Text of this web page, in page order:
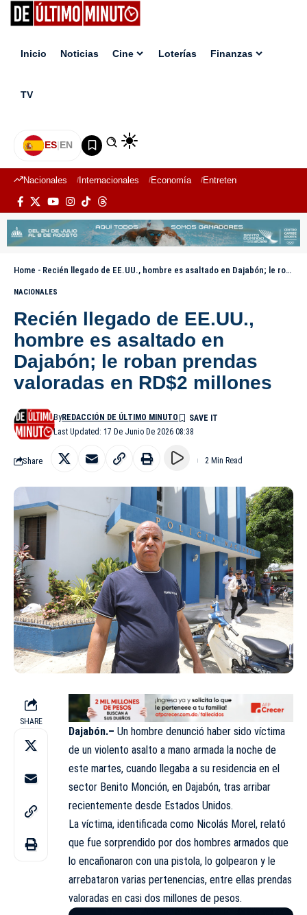
Inicio Noticias Cine Loterías Finanzas
TV
ES|EN
Nacionales Internacionales Economía Entretenimiento
Home - Recién llegado de EE.UU., hombre es asaltado en Dajabón; le roban prendas valoradas en RD$2 millones
NACIONALES
Recién llegado de EE.UU.,
hombre es asaltado en
Dajabón; le roban prendas
valoradas en RD$2 millones
Last Updated: 17 De Junio De 2026 08:38
ByREDACCIÓN DE ÚLTIMO MINUTO
Share 2 Min Read
SHARE
Dajabón.– Un hombre denunció haber sido víctima
de un violento asalto a mano armada la noche de
este martes, cuando llegaba a su residencia en el
sector Benito Monción, en Dajabón, tras arribar
recientemente desde Estados Unidos.
La víctima, identificada como Nicolás Morel, relató
que fue sorprendido por dos hombres armados que
lo encañonaron con una pistola, lo golpearon y le
arrebataron varias pertenencias, entre ellas prendas
valoradas en casi dos millones de pesos.